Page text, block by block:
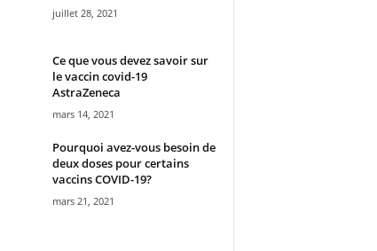
juillet 28, 2021
Ce que vous devez savoir sur
le vaccin covid-19
AstraZeneca
mars 14, 2021
Pourquoi avez-vous besoin de
deux doses pour certains
vaccins COVID-19?
mars 21, 2021